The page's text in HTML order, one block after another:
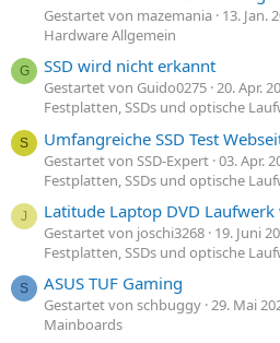
Gestartet von mazemania 13. Jan.
Hardware Allgemein
G SSD wird nicht erkannt
Gestartet von Guido0275 20. Apr.
Festplatten, SSDs und optische
S Umfangreiche SSD Test
Gestartet von SSD-Expert 03. Apr.
Festplatten, SSDs und optische
J Latitude Laptop DVD Laufwerk
Gestartet von joschi3268 19. Juni
Festplatten, SSDs und optische
S ASUS TUF Gaming
Gestartet von schbuggy 29. Mai
Mainboards